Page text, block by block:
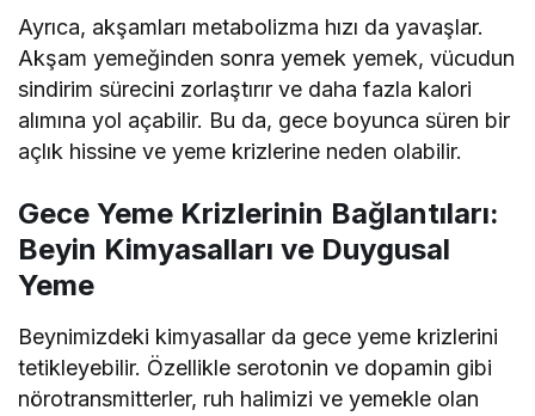
Ayrıca, akşamları metabolizma hızı da yavaşlar.
Akşam yemeğinden sonra yemek yemek, vücudun
sindirim sürecini zorlaştırır ve daha fazla kalori
alımına yol açabilir. Bu da, gece boyunca süren bir
açlık hissine ve yeme krizlerine neden olabilir.
Gece Yeme Krizlerinin Bağlantıları:
Beyin Kimyasalları ve Duygusal
Yeme
Beynimizdeki kimyasallar da gece yeme krizlerini
tetikleyebilir. Özellikle serotonin ve dopamin gibi
nörotransmitterler, ruh halimizi ve yemekle olan